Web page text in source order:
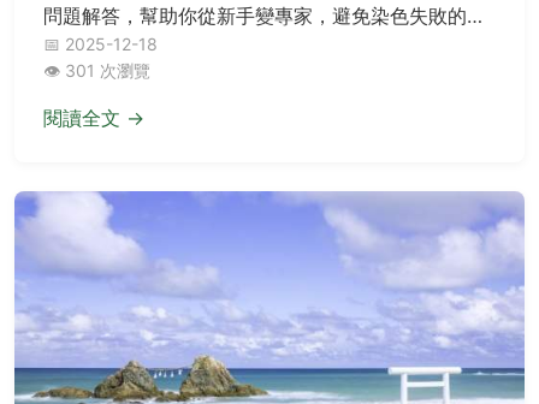
問題解答，幫助你從新手變專家，避免染色失敗的陷
阱。
📅 2025-12-18
👁️ 301 次瀏覽
閱讀全文 →